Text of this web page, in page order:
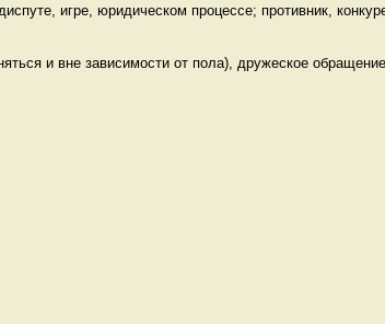
игре, юридическом процессе; противник,
и вне зависимости от пола), дружеское